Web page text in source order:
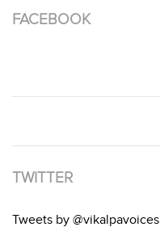
FACEBOOK
TWITTER
Tweets by @vikalpavoices